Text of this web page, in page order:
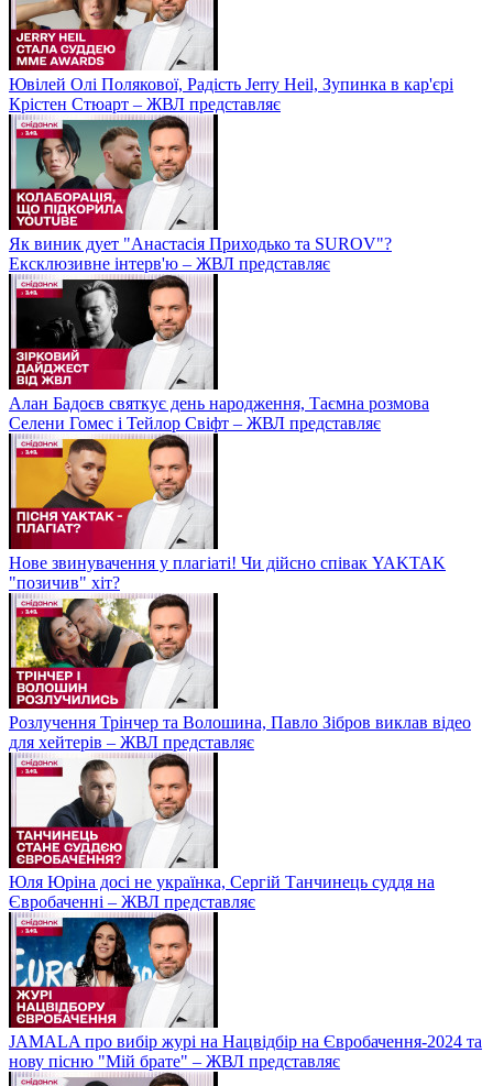
Ювілей Олі Полякової, Радість Jerry Heil, Зупинка в кар'єрі
Крістен Стюарт – ЖВЛ представляє
Як виник дует "Анастасія Приходько та SUROV"?
Ексклюзивне інтерв'ю – ЖВЛ представляє
Алан Бадоєв святкує день народження, Таємна розмова
Селени Гомес і Тейлор Свіфт – ЖВЛ представляє
Нове звинувачення у плагіаті! Чи дійсно співак YAKTAK
"позичив" хіт?
Розлучення Трінчер та Волошина, Павло Зібров виклав відео
для хейтерів – ЖВЛ представляє
Юля Юріна досі не українка, Сергій Танчинець суддя на
Євробаченні – ЖВЛ представляє
JAMALA про вибір журі на Нацвідбір на Євробачення-2024 та
нову пісню "Мій брате" – ЖВЛ представляє